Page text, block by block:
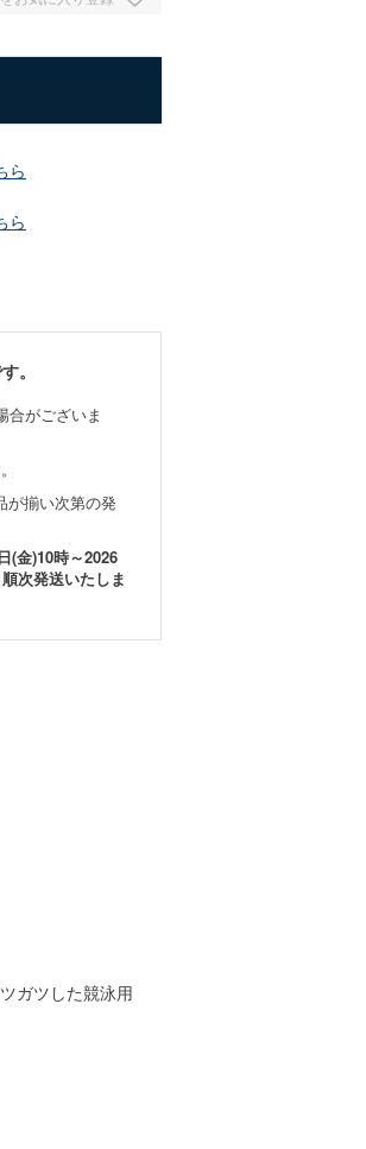
ら
ら
。
合がございま
が揃い次第の発
(金)10時～2026
次発送いたしま
ガツした競泳用